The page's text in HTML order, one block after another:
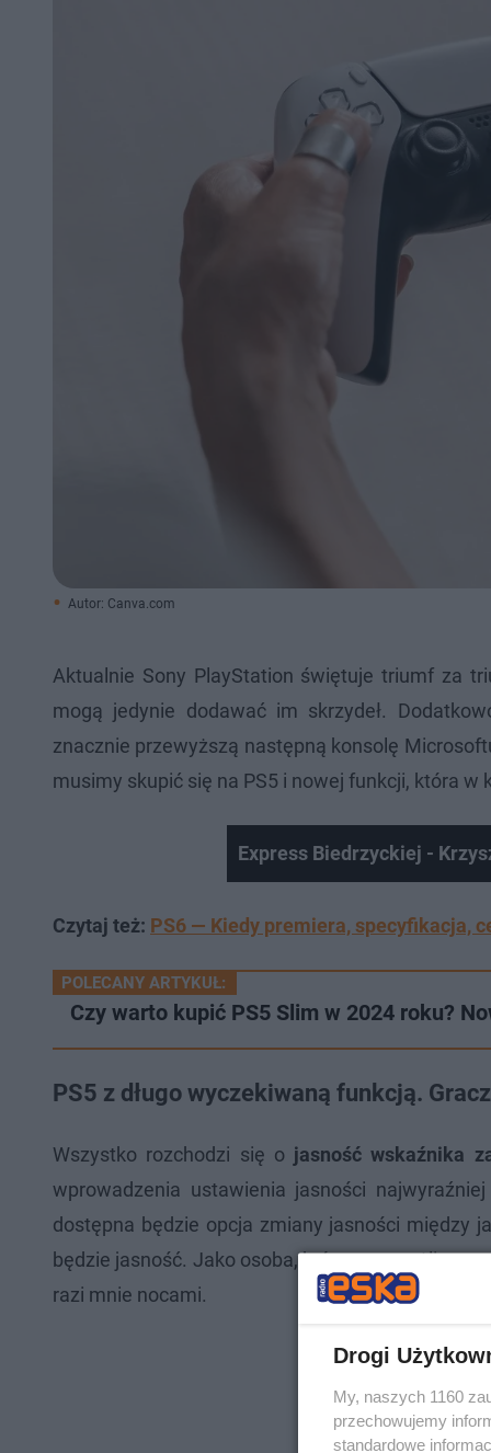
Autor: Canva.com
Aktualnie Sony PlayStation świętuje triumf za
mogą jedynie dodawać im skrzydeł.
znacznie przewyższą następną konsolę
musimy skupić się na PS5 i nowej funkcji, która w
Express Biedrzyckiej -
Czytaj też: PS6 — Kiedy premiera, specyfikacja,
POLECANY ARTYKUŁ:
Czy warto kupić PS5 Slim w 2024 roku?
PS5 z długo wyczekiwaną funkcją.
Wszystko rozchodzi się o jasność wskaźnika
wprowadzenia ustawienia jasności
dostępna będzie opcja zmiany jasności między
będzie jasność. Jako osoba, która ma wrażliwe
razi mnie nocami.
Drogi
My, naszych 1160
przechowujemy
standardowe